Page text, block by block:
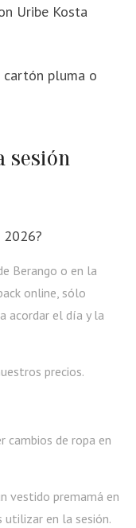
pluma o
sesión
2026?
Berango o en la
online, sólo
acordar el día y la
precios.
cambios de ropa en
vestido premamá en
utilizar en la sesión.